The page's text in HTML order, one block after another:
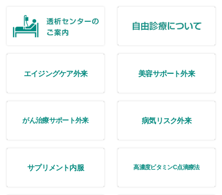
エイジングケア外来 美容サポート外来
がん治療サポート外来 病気リスク外来
サプリメント内服 高濃度ビタミンC点滴療法